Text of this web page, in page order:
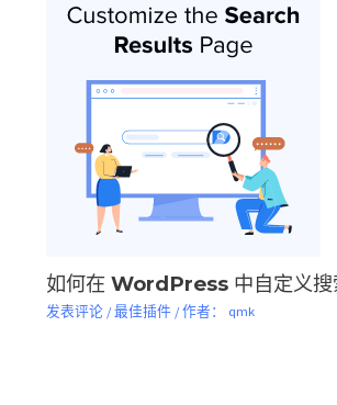
如何在 WordPress 中自定义搜
发表评论 /最佳插件/ 作者： qmk